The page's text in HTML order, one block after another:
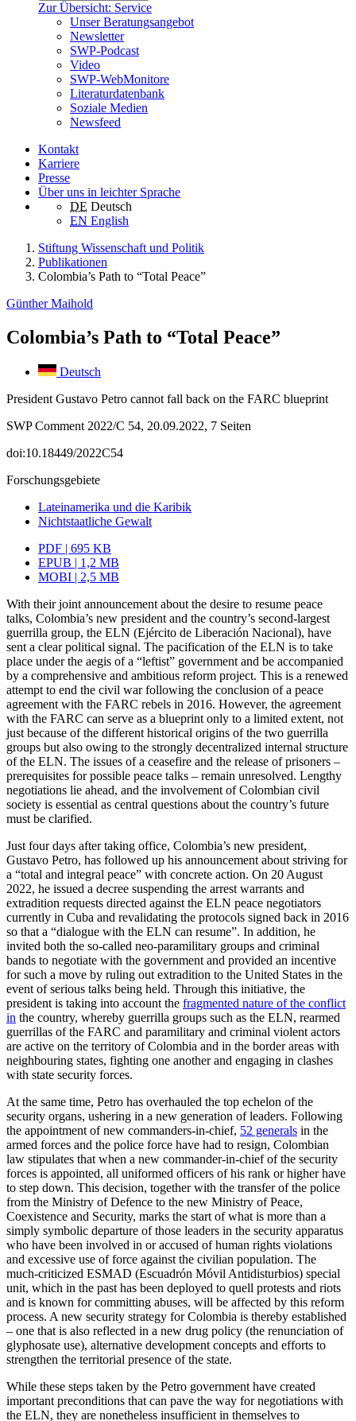
Zur Übersicht: Service
Unser Beratungsangebot
Newsletter
SWP-Podcast
Video
SWP-WebMonitore
Literaturdatenbank
Soziale Medien
Newsfeed
Kontakt
Karriere
Presse
Über uns in leichter Sprache
DE Deutsch
EN English
Stiftung Wissenschaft und Politik
Publikationen
Colombia’s Path to “Total Peace”
Günther Maihold
Colombia’s Path to “Total Peace”
Deutsch
President Gustavo Petro cannot fall back on the FARC blueprint
SWP Comment 2022/C 54, 20.09.2022, 7 Seiten
doi:10.18449/2022C54
Forschungsgebiete
Lateinamerika und die Karibik
Nichtstaatliche Gewalt
PDF | 695 KB
EPUB | 1,2 MB
MOBI | 2,5 MB
With their joint announcement about the desire to resume peace
talks, Colombia’s new president and the country’s second-largest
guerrilla group, the ELN (Ejército de Liberación Nacional), have
sent a clear political signal. The pacification of the ELN is to take
place under the aegis of a “leftist” government and be accompanied
by a com­prehensive and ambitious reform project. This is a renewed
attempt to end the civil war following the conclusion of a peace
agreement with the FARC rebels in 2016. How­ever, the agreement
with the FARC can serve as a blueprint only to a limited extent, not
just because of the different historical origins of the two guerrilla
groups but also owing to the strongly decentralized internal structure
of the ELN. The issues of a cease­fire and the release of prisoners –
prerequisites for possible peace talks – remain unresolved. Lengthy
negotiations lie ahead, and the involvement of Colombian civil
society is essential as central questions about the country’s future
must be clarified.
Just four days after taking office, Colombia’s new president,
Gustavo Petro, has followed up his announcement about striv­ing for
a “total and integral peace” with concrete action. On 20 August
2022, he issued a decree suspending the arrest war­rants and
extradition requests directed against the ELN peace negotiators
currently in Cuba and revalidating the protocols signed back in 2016
so that a “dialogue with the ELN can resume”. In addition, he
invited both the so-called neo-paramilitary groups and criminal
bands to negotiate with the government and provided an in­centive
for such a move by ruling out extra­dition to the United States in the
event of serious talks being held. Through this ini­tiative, the
president is taking into account the fragmented nature of the conflict
in the country, whereby guerrilla groups such as the ELN, rearmed
guerrillas of the FARC and paramilitary and criminal violent actors
are active on the territory of Colombia and in the border areas with
neighbouring states, fighting one another and engaging in clashes
with state security forces.
At the same time, Petro has overhauled the top echelon of the
security organs, ushering in a new generation of leaders. Following
the appointment of new com­manders-in-chief, 52 generals in the
armed forces and the police force have had to resign, Colombian
law stipulates that when a new commander-in-chief of the security
forces is appointed, all uniformed officers of his rank or higher have
to step down. This decision, together with the transfer of the police
from the Ministry of Defence to the new Ministry of Peace,
Coexistence and Security, marks the start of what is more than a
simply symbolic departure of those leaders in the security apparatus
who have been involved in or accused of human rights violations
and excessive use of force against the civilian population. The
much-criticized ESMAD (Escuadrón Móvil Antidisturbios) special
unit, which in the past has been deployed to quell protests and riots
and is known for committing abuses, will be affected by this reform
process. A new secu­rity strategy for Colombia is thereby estab­lished
– one that is also reflected in a new drug policy (the renunciation of
glyphosate use), alternative development concepts and efforts to
strengthen the territorial presence of the state.
While these steps taken by the Petro gov­ernment have created
important preconditions that can pave the way for negotiations with
the ELN, they are nonetheless insuf­ficient in themselves to